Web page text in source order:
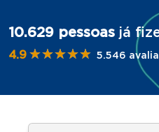
10.629 pessoas já
4.9 ★★★★★
★★★★★ 5.546